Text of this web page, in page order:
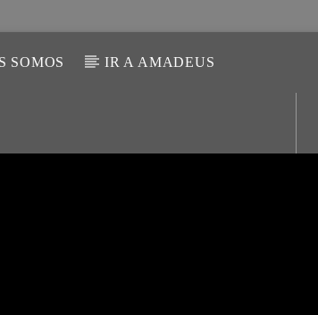
SOMOS IR A AMADEUS